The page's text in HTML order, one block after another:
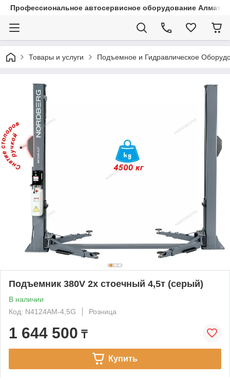
Профессиональное автосервисное оборудование Алматы
Товары и услуги Подъемное и Гидравлическое
Подъемник 380V 2х стоечный 4,5т (серый)
В наличии
Код: N4124AM-4,5G
Розница
1 644 500 ₸
Купить